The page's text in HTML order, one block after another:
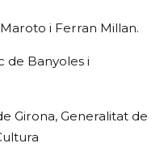
i Ferran Millan.
de Banyoles i
Girona, Generalitat de